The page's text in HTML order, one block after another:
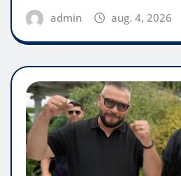
admin aug. 4, 2026